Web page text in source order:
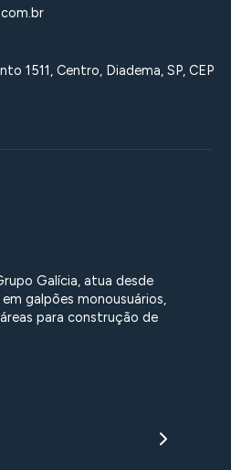
1511, Centro, Diadema, SP, CEP
Galícia, atua desde
galpões monousuários,
para construção de